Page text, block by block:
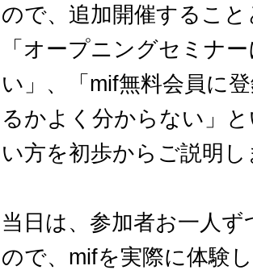
ので、追加開催するこ
「オープニングセミナ
い」、「mif無料会員に
るかよく分からない」
い方を初歩からご説明し
当日は、参加者お一人
ので、mifを実際に体験